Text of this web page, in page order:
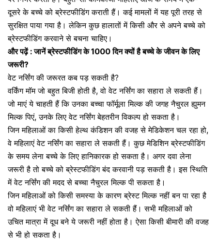
दूसरे के बच्चे को ब्रेस्टफीडिंग कराती हैं। कई मामलों में यह पूरी तरह से
सुरक्षित पाया गया है। लेकिन कुछ हालातों में किसी और से अपने बच्चे को
ब्रेस्टफीडिंग करवाने से बचना चाहिए।
और पढ़ें : जानें ब्रेस्टफीडिंग के 1000 दिन क्यों है बच्चे के जीवन के लिए
जरूरी?
वेट नर्सिंग की जरूरत कब पड़ सकती है?
वर्किंग मॉम जो बहुत बिजी होती है, वो वेट नर्सिंग का सहारा ले सकती हैं।
जो माएं ये चाहती हैं कि उनका बच्चा फॉर्मूला मिल्क की जगह नैचुरल ह्युमन
मिल्क पिएं, उनके लिए वेट नर्सिंग बेहतरीन विकल्प हो सकता है।
जिन महिलाओं का किसी हेल्थ कंडिशन की वजह से मेडिकेशन चल रहा हो,
वे महिलाएं वेट नर्सिंग का सहारा ले सकती हैं। कुछ मेडिशिन ब्रेस्टफीडिंग
के समय लेना बच्चे के लिए हानिकारक हो सकता है। अगर दवा लेना
जरूरी है तो बच्चे को ब्रेस्टफीडिंग बंद करवानी पड़ सकती है। इस स्थिति
में वेट नर्सिंग की मदद से बच्चा नैचुरल मिल्क पी सकता है।
जिन महिलाओं को किसी समस्या के कारणब्रेस्ट मिल्क नहीं बन पा रहा है
वो महिलाएं भी वेट नर्सिंग का सहारा ले सकती हैं। सभी महिलाओं को
उचित मात्रा में दूध बने ये जरूरी नहीं होता है। ऐसा किसी बीमारी की वजह
से भी हो सकता है।